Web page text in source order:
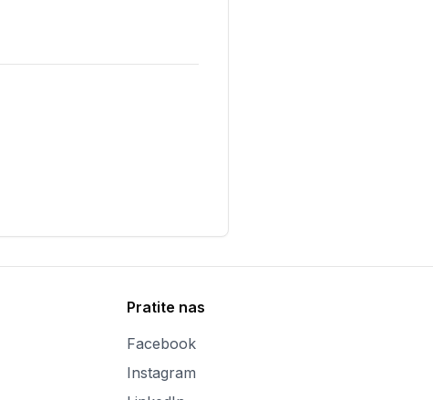
Pratite nas
Facebook
Instagram